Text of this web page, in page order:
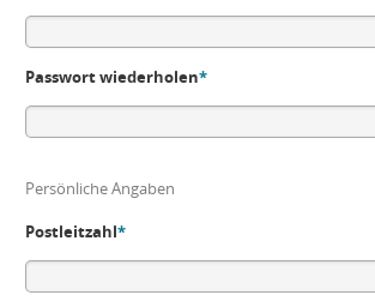
Passwort wiederholen*
Persönliche Angaben
Postleitzahl*